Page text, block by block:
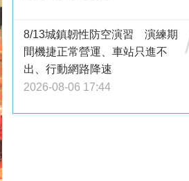
8/13城鎮韌性防空演習 演練期
間機捷正常營運、車站只進不
出、行動網路降速
2026-08-06 17:44